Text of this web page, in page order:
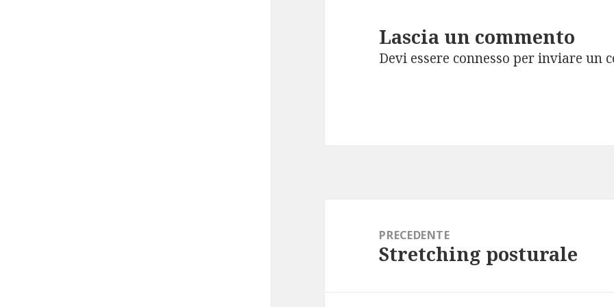
Lascia un commento
Devi essere connesso per inviare un
PRECEDENTE
Articolo
Stretching posturale